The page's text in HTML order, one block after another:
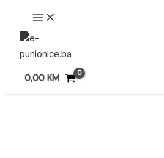
Preskoči
sadržaj
MAIN
MENU
0,00 KM